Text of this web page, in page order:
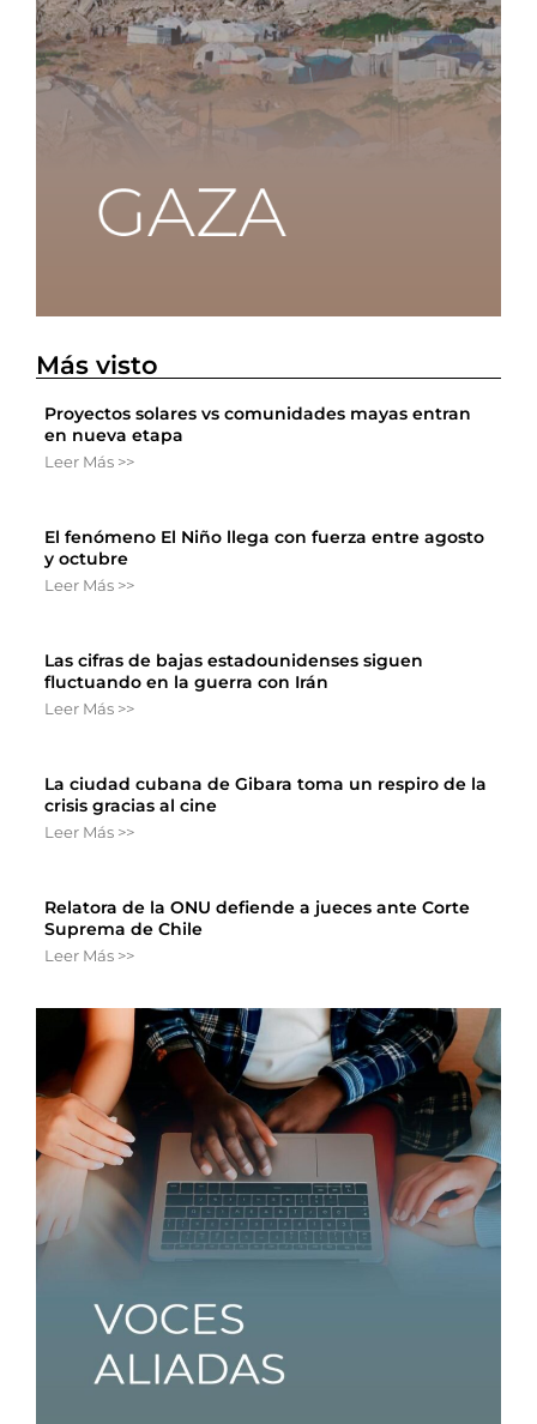
Más visto
Proyectos solares vs comunidades mayas entran
en nueva etapa
Leer Más >>
El fenómeno El Niño llega con fuerza entre agosto
y octubre
Leer Más >>
Las cifras de bajas estadounidenses siguen
fluctuando en la guerra con Irán
Leer Más >>
La ciudad cubana de Gibara toma un respiro de la
crisis gracias al cine
Leer Más >>
Relatora de la ONU defiende a jueces ante Corte
Suprema de Chile
Leer Más >>